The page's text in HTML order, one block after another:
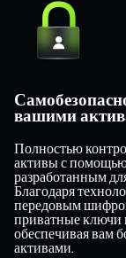
вашими
Полностью
активы с
разработанным
Благодаря
передовым
приватные ключи
обеспечивая вам
активами.